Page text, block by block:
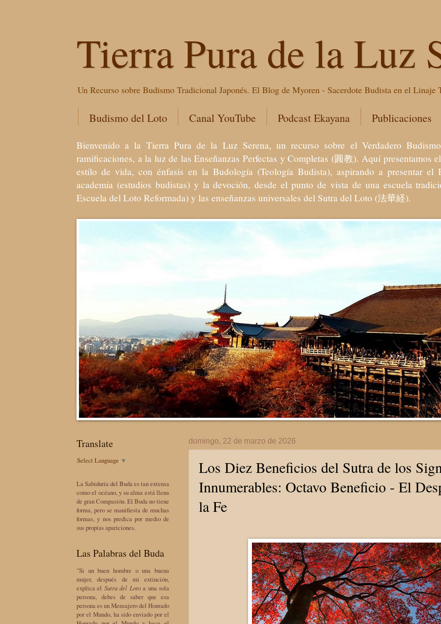
Tierra Pura de la Luz
Un Recurso sobre Budismo Tradicional Japonés. El Blog de Myoren - Sacerdote Budista en el Linaje
Budismo del Loto Canal YouTube Podcast Ekayana Publicaciones
Bienvenido a la Tierra Pura de la Luz Serena, un recurso sobre el Verdadero
ramificaciones, a la luz de las Enseñanzas Perfectas y Completas (圓教). Aquí presentamos
estilo de vida, con énfasis en la Budología (Teología Budista), aspirando a presentar el
academia (estudios budistas) y la devoción, desde el punto de vista de una escuela
Escuela del Loto Reformada) y las enseñanzas universales del Sutra del Loto (法華経).
domingo, 22 de marzo de 2026
Los Diez Beneficios del Sutra de los
Innumerables: Octavo Beneficio - El
la Fe
Translate
Select Language ▼
La Sabiduría del Buda es tan extensa
como el océano, y su alma está llena
de gran Compasión. El Buda no tiene
forma, pero se manifiesta de muchas
formas, y nos predica por medio de
sus propias apariciones.
Las Palabras del Buda
"Si un buen hombre o una buena
mujer, después de mi extinción,
explica el Sutra del Lotoa una sola
persona, debes de saber que esa
persona es un Mensajero del Honrado
por el Mundo, ha sido enviado por el